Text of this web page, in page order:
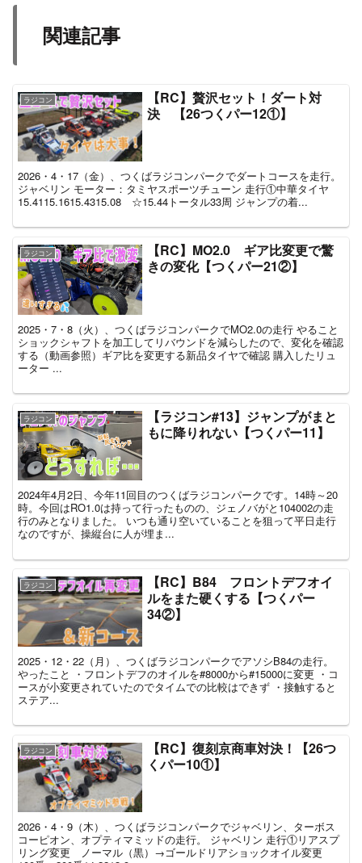
関連記事
ラジコン
【RC】贅沢セット！ダート対
決 【26つくパー12①】
2026・4・17（金）、つくばラジコンパークでダートコースを走行。
ジャベリン モーター：タミヤスポーツチューン 走行①中華タイヤ
15.4115.1615.4315.08 ☆15.44トータル33周 ジャンプの着...
ラジコン
【RC】MO2.0 ギア比変更で驚
きの変化【つくパー21②】
2025・7・8（火）、つくばラジコンパークでMO2.0の走行 やること
ショックシャフトを加工してリバウンドを減らしたので、変化を確認
する（動画参照）ギア比を変更する新品タイヤで確認 購入したリュ
ーター ...
ラジコン
【ラジコン#13】ジャンプがまと
もに降りれない【つくパー11】
2024年4月2日、今年11回目のつくばラジコンパークです。14時～20
時。今回はRO1.0は持って行ったものの、ジェノバがと104002の走
行のみとなりました。 いつも通り空いていることを狙って平日走行
なのですが、操縦台に人が埋ま...
ラジコン
【RC】B84 フロントデフオイ
ルをまた硬くする【つくパー
34②】
2025・12・22（月）、つくばラジコンパークでアソシB84の走行。
やったこと ・フロントデフのオイルを#8000から#15000に変更 ・コ
ースが小変更されていたのでタイムでの比較はできず ・接触すると
ステア...
ラジコン
【RC】復刻京商車対決！【26つ
くパー10①】
2026・4・9（木）、つくばラジコンパークでジャベリン、ターボス
コーピオン、オプティマミッドの走行。 ジャベリン 走行①リアスプ
リング変更 ノーマル（黒）→ゴールドリアショックオイル変更